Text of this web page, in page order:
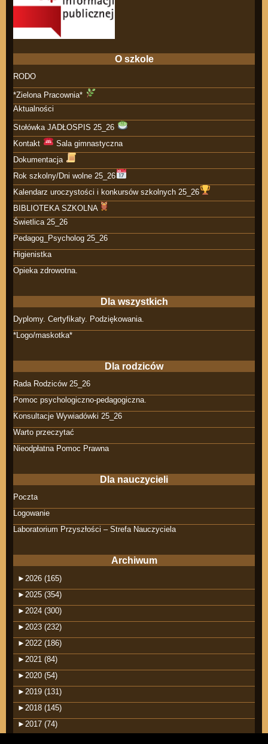
O szkole
RODO
*Zielona Pracownia*
Aktualności
Stołówka JADŁOSPIS 25_26
Kontakt
Sala gimnastyczna
Dokumentacja
Rok szkolny/Dni wolne 25_26
Kalendarz uroczystości i konkursów szkolnych 25_26
BIBLIOTEKA SZKOLNA
Świetlica 25_26
Pedagog_Psycholog 25_26
Higienistka
Opieka zdrowotna.
Dla wszystkich
Dyplomy. Certyfikaty. Podziękowania.
*Logo/maskotka*
Dla rodziców
Rada Rodziców 25_26
Pomoc psychologiczno-pedagogiczna.
Konsultacje Wywiadówki 25_26
Warto przeczytać
Nieodpłatna Pomoc Prawna
Dla nauczycieli
Poczta
Logowanie
Laboratorium Przyszłości – Strefa Nauczyciela
Archiwum
► 2026 (165)
► 2025 (354)
► 2024 (300)
► 2023 (232)
► 2022 (186)
► 2021 (84)
► 2020 (54)
► 2019 (131)
► 2018 (145)
► 2017 (74)